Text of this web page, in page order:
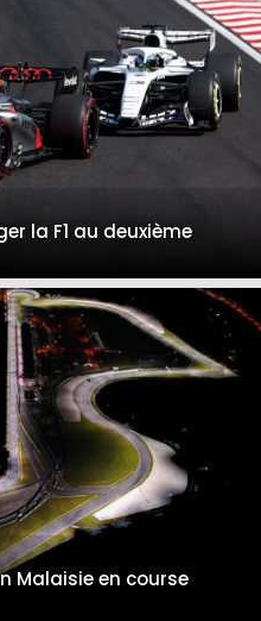
la F1 au deuxième
Malaisie en course